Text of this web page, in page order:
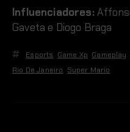
Influenciadores:
Gaveta e Diogo Braga
Esports Game Xp Gameplay
Rio De Janeiro Super Mario